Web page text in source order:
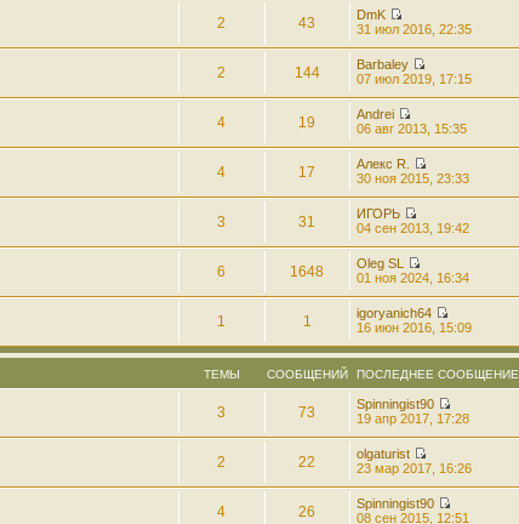
2 43
DmK
31 июл 2016, 22:35
2 144
Barbaley
07 июл 2019, 17:15
4 19
Andrei
06 авг 2013, 15:35
4 17
Алекс R.
30 ноя 2015, 23:33
3 31
ИГОРЬ
04 сен 2013, 19:42
6 1648
Oleg SL
01 ноя 2024, 16:34
1 1
igoryanich64
16 июн 2016, 15:09
ТЕМЫ СООБЩЕНИЙ ПОСЛЕДНЕЕ СООБЩЕНИЕ
3 73
Spinningist90
19 апр 2017, 17:28
2 22
olgaturist
23 мар 2017, 16:26
4 26
Spinningist90
08 сен 2015, 12:51